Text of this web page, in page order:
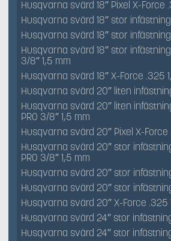
Husqvarna svärd 18″ Pixel X-Force
Husqvarna svärd 18″ stor
Husqvarna svärd 18″ stor
Husqvarna svärd 18″ stor
3/8″ 1,5 mm
Husqvarna svärd 18″ X-Force .325
Husqvarna svärd 20″ liten
Husqvarna svärd 20″ liten
PRO 3/8″ 1,5 mm
Husqvarna svärd 20″ Pixel X-Force
Husqvarna svärd 20″ stor
PRO 3/8″ 1,5 mm
Husqvarna svärd 20″ stor
Husqvarna svärd 20″ stor
Husqvarna svärd 20″ X-Force .325
Husqvarna svärd 24″ stor
Husqvarna svärd 24″ stor